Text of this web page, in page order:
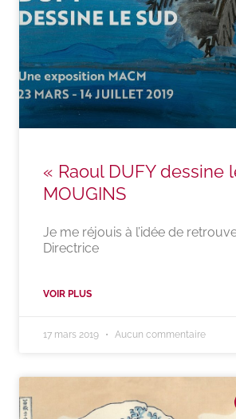
« Raoul DUFY dessine
MOUGINS
Je me réjouis à l’idée de
Directrice
VOIR PLUS
17 mars 2019 Aucun commentaire